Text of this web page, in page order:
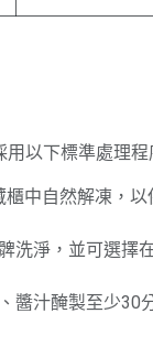
以下標準處理程
中自然解凍，
洗淨，並可選擇
醬汁醃製至少30